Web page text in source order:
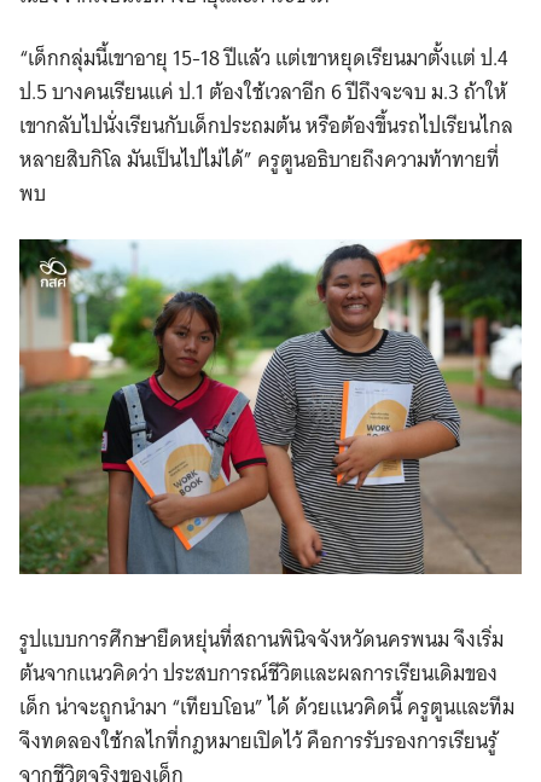
“เด็กกลุ่มนี้เขาอายุ 15-18 ปีแล้ว แต่เขาหยุดเรียนมาตั้งแต่ ป.4
ป.5 บางคนเรียนแค่ ป.1 ต้องใช้เวลาอีก 6 ปีถึงจะจบ ม.3 ถ้าให้
เขากลับไปนั่งเรียนกับเด็กประถมต้น หรือต้องขึ้นรถไปเรียนไกล
หลายสิบกิโล มันเป็นไปไม่ได้” ครูตูนอธิบายถึงความท้าทายที่
พบ
รูปแบบการศึกษายืดหยุ่นที่สถานพินิจจังหวัดนครพนม จึงเริ่ม
ต้นจากแนวคิดว่า ประสบการณ์ชีวิตและผลการเรียนเดิมของ
เด็ก น่าจะถูกนำมา “เทียบโอน” ได้ ด้วยแนวคิดนี้ ครูตูนและทีม
จึงทดลองใช้กลไกที่กฎหมายเปิดไว้ คือการรับรองการเรียนรู้
จากชีวิตจริงของเด็ก